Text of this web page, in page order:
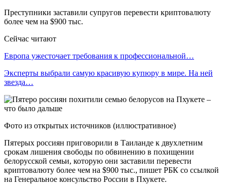
Преступники заставили супругов перевести криптовалюту
более чем на $900 тыс.
Сейчас читают
Европа ужесточает требования к профессиональной…
Эксперты выбрали самую красивую купюру в мире. На ней
звезда…
Фото из открытых источников (иллюстративное)
Пятерых россиян приговорили в Таиланде к двухлетним
срокам лишения свободы по обвинению в похищении
белорусской семьи, которую они заставили перевести
криптовалюту более чем на $900 тыс., пишет РБК со ссылкой
на Генеральное консульство России в Пхукете.